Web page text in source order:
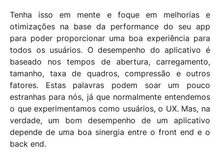
Tenha isso em mente e foque em melhorias e
otimizações na base da performance do seu app
para poder proporcionar uma boa experiência para
todos os usuários. O desempenho do aplicativo é
baseado nos tempos de abertura, carregamento,
tamanho, taxa de quadros, compressão e outros
fatores. Estas palavras podem soar um pouco
estranhas para nós, já que normalmente entendemos
o que experimentamos como usuários, o UX. Mas, na
verdade, um bom desempenho de um aplicativo
depende de uma boa sinergia entre o front end e o
back end.